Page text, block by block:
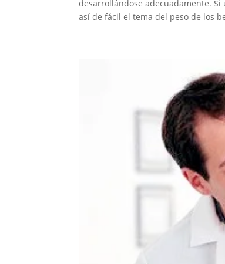
desarrollándose adecuadamente.
así de fácil el tema del peso de los